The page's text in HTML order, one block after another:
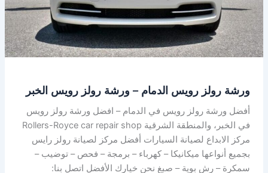
ورشة رولز رويس الدمام – ورشة رولز رويس الخبر
أفضل ورشة رولز رويس في الدمام – افضل ورشة رولز رويس
في الخبر، والمنطقة الشرقية Rollers-Royce car repair shop
مركز الابداع لصيانة السيارات أفضل مركز لصيانة رولز رايس
بجميع أنواعها ميكانيكا – كهرباء – برمجة – فحص – توضيب –
سمكرة – رش بوية – صبغ نحن خيارك الأفضل اتصل بنا:
الخبر